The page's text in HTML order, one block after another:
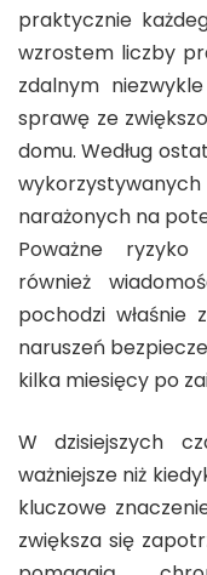
praktycznie
wzrostem liczby
zdalnym
sprawę ze
domu. Według
narażonych na
Poważne
również
pochodzi właśnie
naruszeń
kilka miesięcy po
W dzisiejszych
ważniejsze niż
kluczowe
zwiększa się